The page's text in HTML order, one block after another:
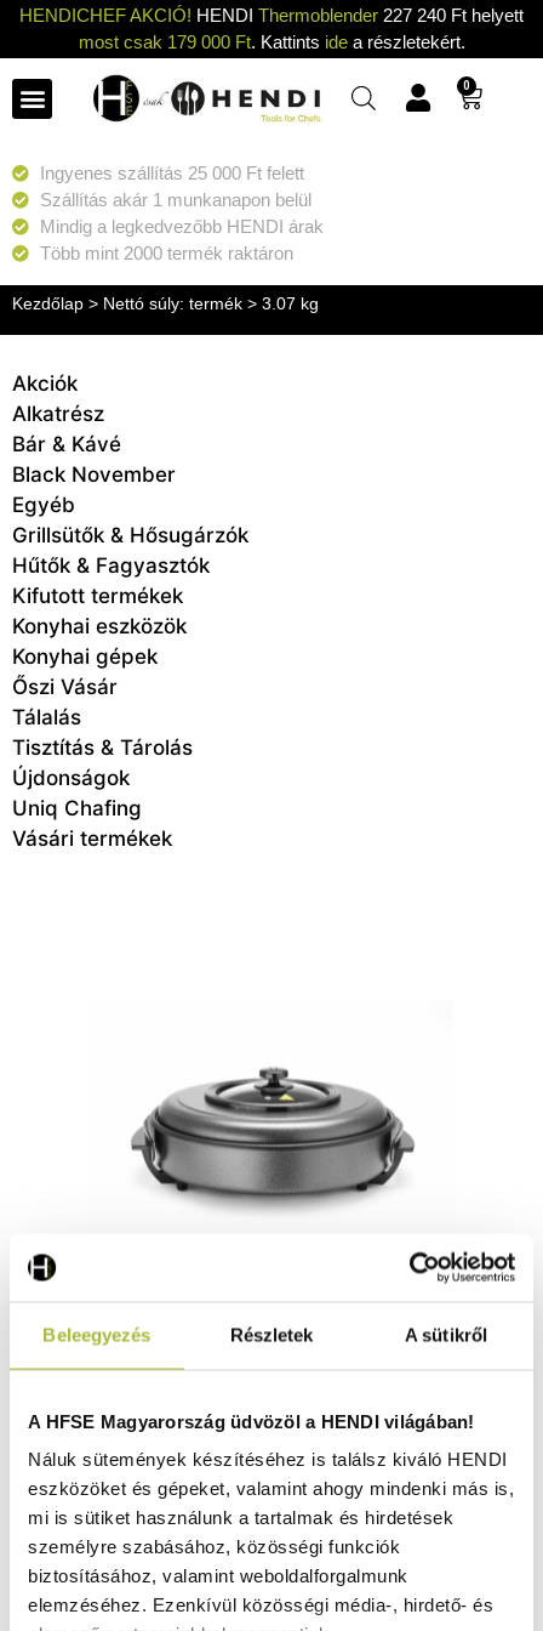
Beleegyezés Részletek A sütikről
A HFSE Magyarország üdvözöl a HENDI világában!
Náluk sütemények készítéséhez is találsz kiváló HENDI
eszközöket és gépeket, valamint ahogy mindenki más is,
mi is sütiket használunk a tartalmak és hirdetések
személyre szabásához, közösségi funkciók
biztosításához, valamint weboldalforgalmunk
elemzéséhez. Ezenkívül közösségi média-, hirdető- és
HENDICHEF AKCIÓ! HENDI Thermoblender 227 240 Ft helyett
most csak 179 000 Ft. Kattints idea részletekért.
0
Ingyenes szállítás 25 000 Ft felett
Szállítás akár 1 munkanapon belül
Mindig a legkedvezőbb HENDI árak
Több mint 2000 termék raktáron
Kezdőlap > Nettó súly: termék > 3.07 kg
Akciók
Alkatrész
Bár & Kávé
Black November
Egyéb
Grillsütők & Hősugárzók
Hűtők & Fagyasztók
Kifutott termékek
Konyhai eszközök
Konyhai gépek
Őszi Vásár
Tálalás
Tisztítás & Tárolás
Újdonságok
Uniq Chafing
Vásári termékek
230V / 1400W – ø500x(H)190 mm - HENDI 239506
17.880Ft
(14.079Ft+ ÁFA)
KOSÁRBA